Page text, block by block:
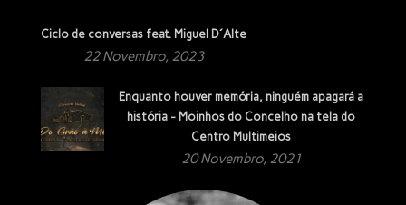
Ciclo de conversas feat. Miguel D´Alte
22 Novembro, 2023
Enquanto houver memória, ninguém apagará a
história - Moinhos do Concelho na tela do
Centro Multimeios
20 Novembro, 2021